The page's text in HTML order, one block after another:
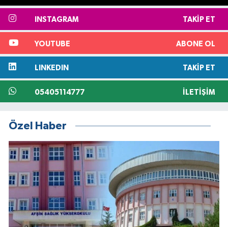
INSTAGRAM TAKIP ET
YOUTUBE ABONE OL
LINKEDIN TAKIP ET
05405114777 İLETIŞIM
Özel Haber